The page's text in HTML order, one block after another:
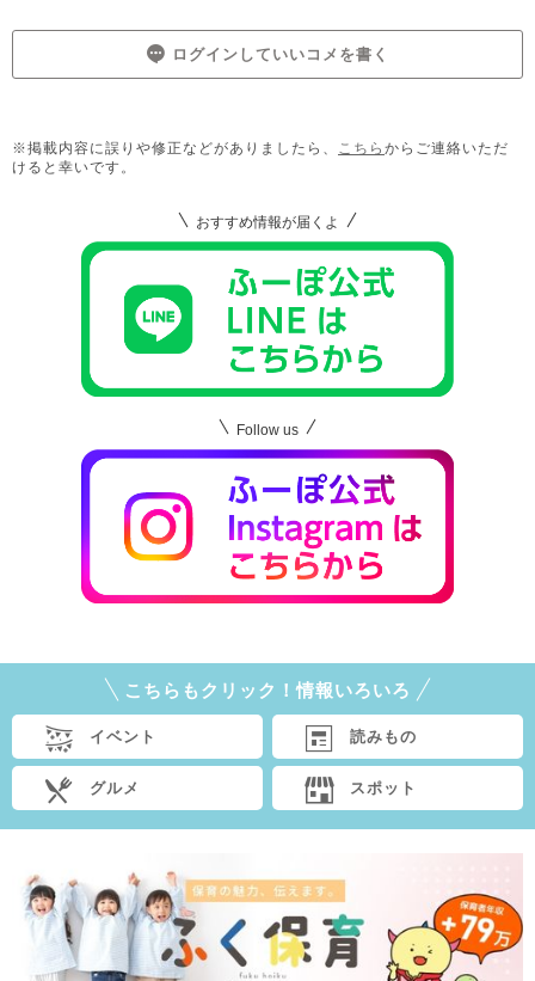
ログインしていいコメを書く
※掲載内容に誤りや修正などがありましたら、 こちら からご連絡いただ
けると幸いです。
おすすめ情報が届くよ
Follow us
こちらもクリック！情報いろいろ
イベント 読みもの
グルメ スポット